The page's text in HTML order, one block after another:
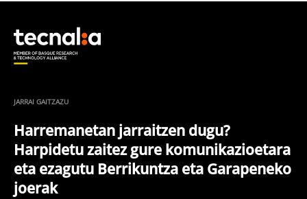
JARRAI GAITZAZU
Harremanetan jarraitzen dugu?
Harpidetu zaitez gure komunikazioetara
eta ezagutu Berrikuntza eta Garapeneko
joerak